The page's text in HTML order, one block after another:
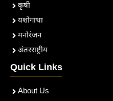
कृषी
यशोगाथा
मनोरंजन
अंतरराष्ट्रीय
Quick Links
About Us